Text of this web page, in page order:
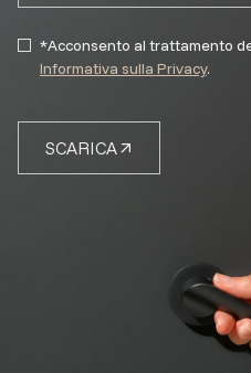
SCARICA
*Acconsento al trattamento
Informativa sulla Privacy.